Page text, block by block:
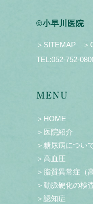
©小早川医院
＞SITEMAP
＞
TEL:052-752-
MENU
＞HOME
＞医院紹介
＞糖尿病につい
＞高血圧
＞脂質異常症（
＞動脈硬化の検
＞認知症